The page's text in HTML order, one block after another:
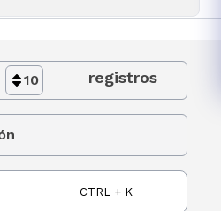
10 registros
CTRL + K